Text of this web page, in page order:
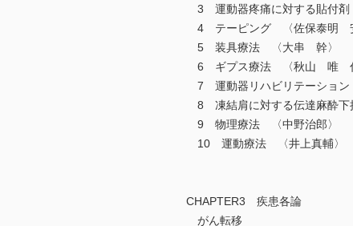
3 運動器疼痛に対する貼付剤
4 テーピング 〈佐保泰明
5 装具療法 〈大串 幹〉
6 ギプス療法 〈秋山 唯 仁
7 運動器リハビリテーション
8 凍結肩に対する伝達麻酔下
9 物理療法 〈中野治郎〉
10 運動療法 〈井上真輔〉
CHAPTER3 疾患各論
がん転移